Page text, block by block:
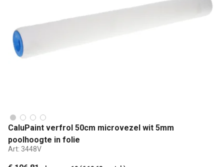
CaluPaint verfrol 50cm microvezel wit 5mm
poolhoogte in folie
Art: 3448V